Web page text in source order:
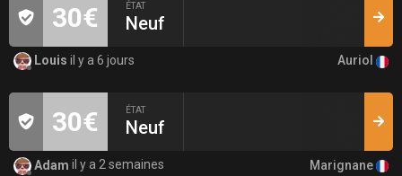
30€ ÉTAT
Neuf
Louis il y a 6 jours Auriol
30€ ÉTAT
Neuf
Adam il y a 2 semaines Marignane